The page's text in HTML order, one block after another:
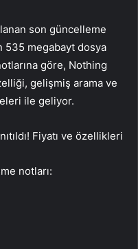
son güncelleme
535 megabayt dosya
göre, Nothing
gelişmiş arama ve
ile geliyor.
Fiyatı ve özellikleri
notları: